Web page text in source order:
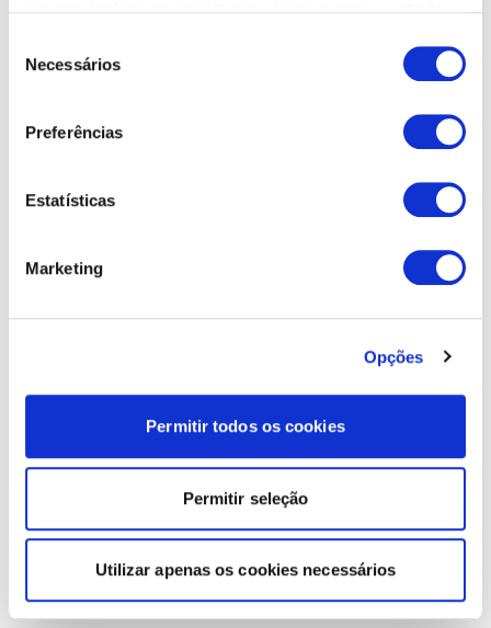
Necessários
Preferências
Estatísticas
Marketing
Opções
Permitir todos os cookies
Permitir seleção
Utilizar apenas os cookies necessários